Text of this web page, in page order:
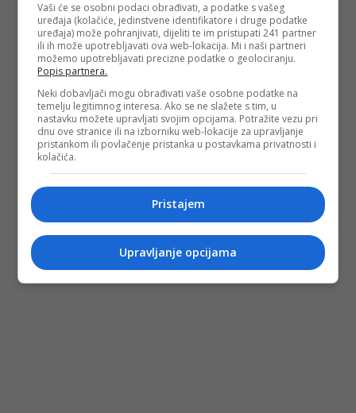
Vaši će se osobni podaci obrađivati, a podatke s vašeg
uređaja (kolačiće, jedinstvene identifikatore i druge podatke
uređaja) može pohranjivati, dijeliti te im pristupati 241 partner
ili ih može upotrebljavati ova web-lokacija. Mi i naši partneri
možemo upotrebljavati precizne podatke o geolociranju.
Popis partnera.
Neki dobavljači mogu obrađivati vaše osobne podatke na
temelju legitimnog interesa. Ako se ne slažete s tim, u
nastavku možete upravljati svojim opcijama. Potražite vezu pri
dnu ove stranice ili na izborniku web-lokacije za upravljanje
pristankom ili povlačenje pristanka u postavkama privatnosti i
kolačića.
Pristajem
Upravljanje opcijama